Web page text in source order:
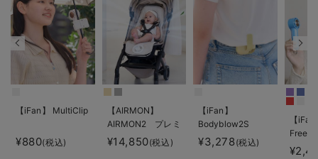
【iFan】 MultiClip
¥880(税込)
【AIRMON】
AIRMON2 プレミ
アム
¥14,850(税込)
【iFan】
Bodyblow2S
¥3,278(税込)
【
Freeze